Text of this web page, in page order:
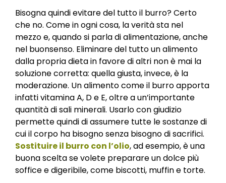
Bisogna quindi evitare del tutto il burro? Certo
che no. Come in ogni cosa, la verità sta nel
mezzo e, quando si parla di alimentazione, anche
nel buonsenso. Eliminare del tutto un alimento
dalla propria dieta in favore di altri non è mai la
soluzione corretta: quella giusta, invece, è la
moderazione. Un alimento come il burro apporta
infatti vitamina A, D e E, oltre a un’importante
quantità di sali minerali. Usarlo con giudizio
permette quindi di assumere tutte le sostanze di
cui il corpo ha bisogno senza bisogno di sacrifici.
Sostituire il burro con l’olio, ad esempio, è una
buona scelta se volete preparare un dolce più
soffice e digeribile, come biscotti, muffin e torte.